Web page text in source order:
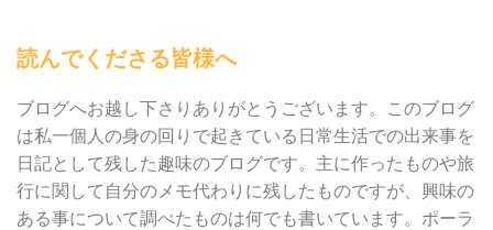
読んでくださる皆様へ
ブログへお越し下さりありがとうございます。このブログ
は私一個人の身の回りで起きている日常生活での出来事を
日記として残した趣味のブログです。主に作ったものや旅
行に関して自分のメモ代わりに残したものですが、興味の
ある事について調べたものは何でも書いています。ポーラ